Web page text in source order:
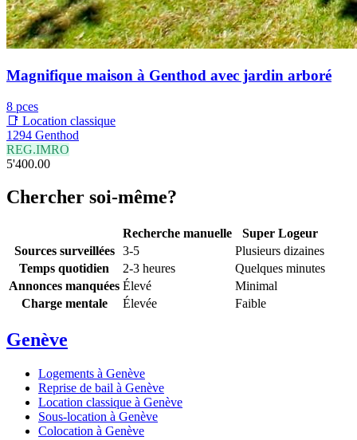
Magnifique maison à Genthod avec jardin arboré
8 pces
📑 Location classique
1294 Genthod
REG.IMRO
5'400.00
Chercher soi-même?
Recherche manuelle
Super Logeur
Sources surveillées
3-5
Plusieurs dizaines
Temps quotidien
2-3 heures
Quelques minutes
Annonces manquées Élevé
Minimal
Charge mentale
Élevée Faible
Genève
Logements à Genève
Reprise de bail à Genève
Location classique à Genève
Sous-location à Genève
Colocation à Genève